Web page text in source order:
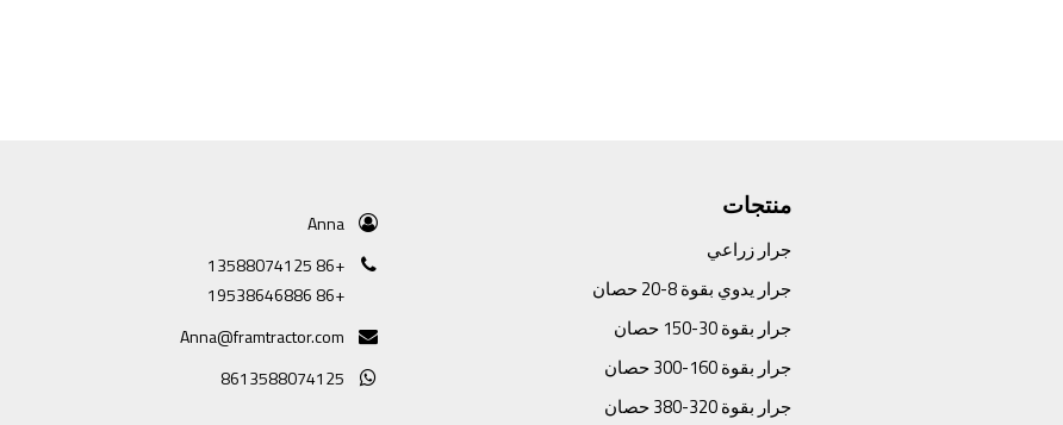
منتجات
جرار زراعي
جرار يدوي بقوة 8-20 حصان
جرار بقوة 30-150 حصان
جرار بقوة 160-300 حصان
جرار بقوة 320-380 حصان
Anna
+86 13588074125
+86 19538646886
Anna@framtractor.com
8613588074125